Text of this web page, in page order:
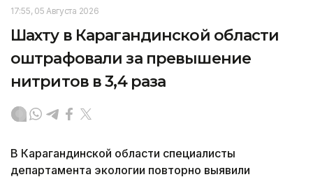
17:55, 05 Августа 2026
Шахту в Карагандинской области
оштрафовали за превышение
нитритов в 3,4 раза
В Карагандинской области специалисты
департамента экологии повторно выявили